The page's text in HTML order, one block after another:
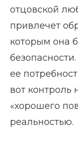
отцовской
привлечет
которым она
ее
вот контроль
«хорошего
реальностью.